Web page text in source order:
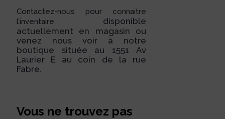
Contactez-nous pour connaitre
l’inventaire
disponible
actuellement en magasin ou
venez nous voir à notre
boutique située au 1551 Av
Laurier E au coin de la rue
Fabre.
Vous ne trouvez pas